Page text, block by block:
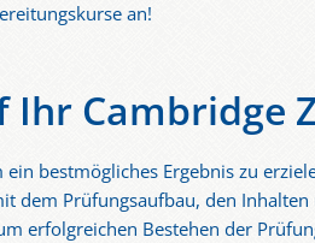
an!
Cambridge
bestmögliches Ergebnis zu
dem Prüfungsaufbau, den
erfolgreichen Bestehen der